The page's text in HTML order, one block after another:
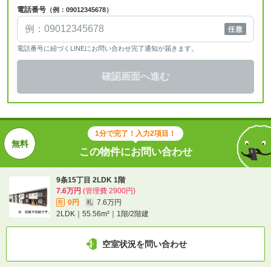
電話番号 （例：09012345678）
電話番号に紐づくLINEにお問い合わせ完了通知が届きます。
確認画面へ進む
1分で完了！入力2項目！
この物件にお問い合わせ
9条15丁目 2LDK 1階
7.6万円 (管理費 2900円)
敷 0円 礼
7.6万円
2LDK｜55.56m²｜1階/2階建
空室状況を問い合わせ